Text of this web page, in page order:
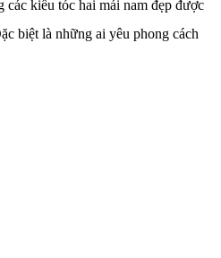
các kiểu tóc hai mái nam đẹp được
biệt là những ai yêu phong cách